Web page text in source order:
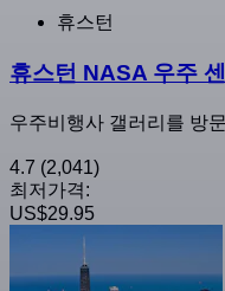
휴스턴
휴스턴 NASA 우주
우주비행사 갤러리를 방
4.7 (2,041)
최저가격:
US$29.95